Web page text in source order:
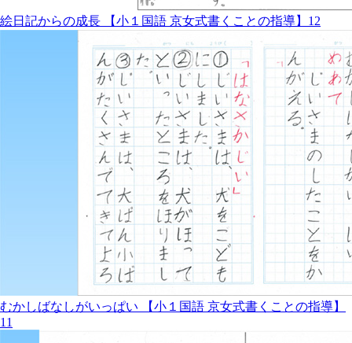
絵日記からの成長 【小１国語 京女式書くことの指導】12
むかしばなしがいっぱい 【小１国語 京女式書くことの指導】
11